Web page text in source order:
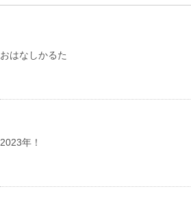
おはなしかるた
2023年！